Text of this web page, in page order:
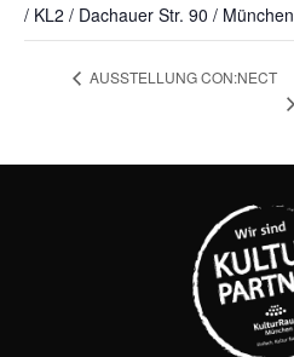
/ KL2 / Dachauer Str. 90 / München
AUSSTELLUNG CON:NECT